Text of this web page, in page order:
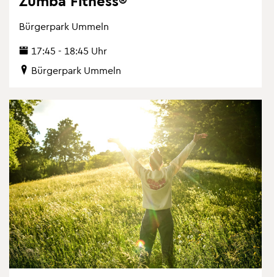
Bür­ger­park Um­meln
17:45 - 18:45 Uhr
Bür­ger­park Um­meln